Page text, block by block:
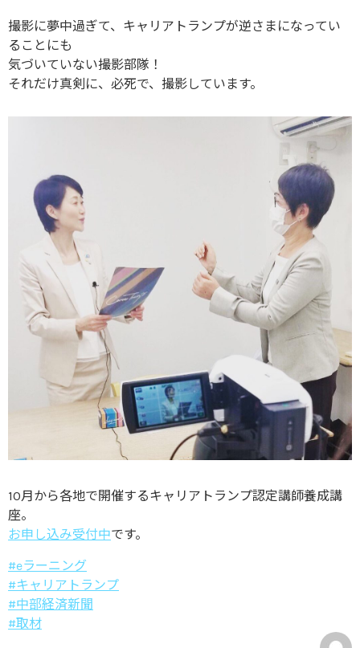
撮影に夢中過ぎて、キャリアトランプが逆さまになってい
ることにも
気づいていない撮影部隊！
それだけ真剣に、必死で、撮影しています。
10月から各地で開催するキャリアトランプ認定講師養成講
座。
お申し込み受付中です。
#eラーニング
#キャリアトランプ
#中部経済新聞
#取材